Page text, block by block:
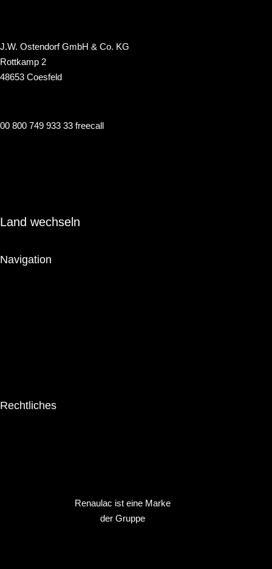
J.W. Ostendorf GmbH & Co. KG
Rottkamp 2
48653 Coesfeld
00 800 749 933 33 freecall
Land wechseln
Navigation
Rechtliches
Renaulac ist eine Marke
der Gruppe